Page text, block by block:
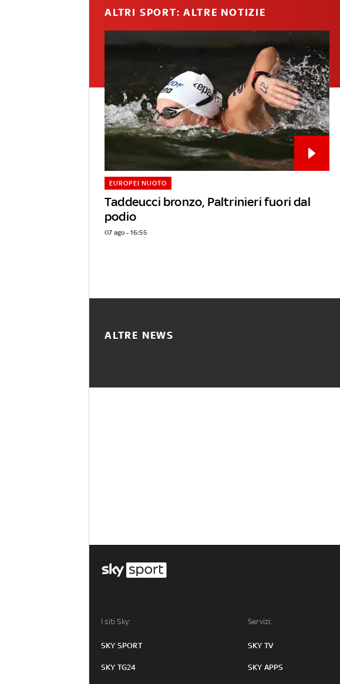
ALTRI SPORT: ALTRE NOTIZIE
Taddeucci bronzo, Paltrinieri fuori dal
podio
EUROPEI NUOTO
07 ago - 16:55
ALTRE NEWS
I siti Sky:
SKY SPORT
SKY TG24
Servizi:
SKY TV
SKY APPS